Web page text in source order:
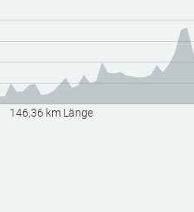
146,36 km Länge